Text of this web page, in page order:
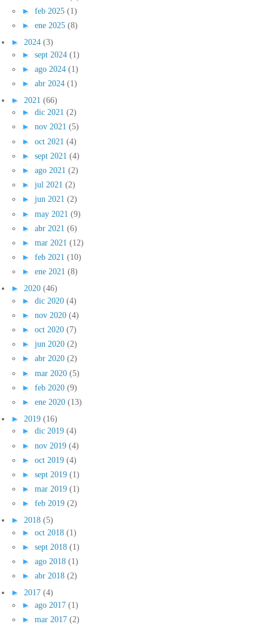
► feb 2025 (1)
► ene 2025 (8)
► 2024 (3)
► sept 2024 (1)
► ago 2024 (1)
► abr 2024 (1)
► 2021 (66)
► dic 2021 (2)
► nov 2021 (5)
► oct 2021 (4)
► sept 2021 (4)
► ago 2021 (2)
► jul 2021 (2)
► jun 2021 (2)
► may 2021 (9)
► abr 2021 (6)
► mar 2021 (12)
► feb 2021 (10)
► ene 2021 (8)
► 2020 (46)
► dic 2020 (4)
► nov 2020 (4)
► oct 2020 (7)
► jun 2020 (2)
► abr 2020 (2)
► mar 2020 (5)
► feb 2020 (9)
► ene 2020 (13)
► 2019 (16)
► dic 2019 (4)
► nov 2019 (4)
► oct 2019 (4)
► sept 2019 (1)
► mar 2019 (1)
► feb 2019 (2)
► 2018 (5)
► oct 2018 (1)
► sept 2018 (1)
► ago 2018 (1)
► abr 2018 (2)
► 2017 (4)
► ago 2017 (1)
► mar 2017 (2)